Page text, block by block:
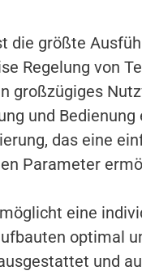
die größte
Regelung von
großzügiges
und
das eine
Parameter
eine
optimal
und